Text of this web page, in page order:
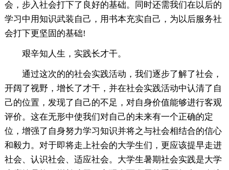
会，步入社会打下了良好的基础。同时还需我们在以后的
学习中用知识武装自己，用书本充实自己，为以后服务社
会打下更坚固的基础!
艰辛知人生，实践长才干。
通过这次的的社会实践活动，我们逐步了解了社会，
开阔了视野，增长了才干，并在社会实践活动中认清了自
己的位置，发现了自己的不足，对自身价值能够进行客观
评价。这在无形中使我们对自己的未来有一个正确的定
位，增强了自身努力学习知识并将之与社会相结合的信心
和毅力。对于即将走上社会的大学生们，更应该提早走进
社会、认识社会、适应社会。大学生暑期社会实践是大学